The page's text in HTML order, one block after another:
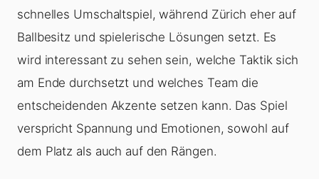
schnelles Umschaltspiel, während Zürich eher auf
Ballbesitz und spielerische Lösungen setzt. Es
wird interessant zu sehen sein, welche Taktik sich
am Ende durchsetzt und welches Team die
entscheidenden Akzente setzen kann. Das Spiel
verspricht Spannung und Emotionen, sowohl auf
dem Platz als auch auf den Rängen.